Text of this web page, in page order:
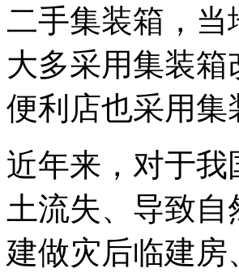
二手集装箱，
大多采用集装
便利店也采用
近年来，对于
土流失、导致
建做灾后临建